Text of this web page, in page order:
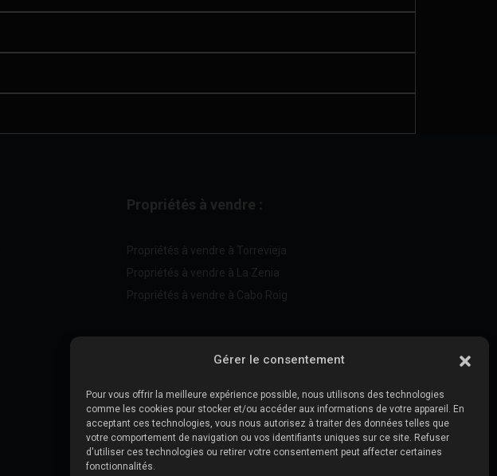
Gérer le consentement
Pour vous offrir la meilleure expérience possible, nous utilisons des technologies
comme les cookies pour stocker et/ou accéder aux informations de votre appareil. En
acceptant ces technologies, vous nous autorisez à traiter des données telles que
votre comportement de navigation ou vos identifiants uniques sur ce site. Refuser
d'utiliser ces technologies ou retirer votre consentement peut affecter certaines
fonctionnalités.
Propriétés à vendre :
Propriétés à vendre à Torrevieja
Propriétés à vendre à La Zenia
Propriétés à vendre à Cabo Roig
Vendez votre propriété
Vendre une propriété à La Mata
Vendre une propriété à Cabo Roig
Vendre une propriété à Playa Flamenca
Vendre un bien immobilier à Torrevieja